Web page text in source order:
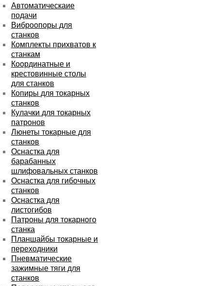
Автоматическаие
подачи
Виброопоры для
станков
Комплекты прихватов к
станкам
Координатные и
крестовинные столы
для станков
Копиры для токарных
станков
Кулачки для токарных
патронов
Люнеты токарные для
станков
Оснастка для
барабанных
шлифовальных станков
Оснастка для гибочных
станков
Оснастка для
листогибов
Патроны для токарного
станка
Планшайбы токарные и
переходники
Пневматические
зажимные тяги для
станков